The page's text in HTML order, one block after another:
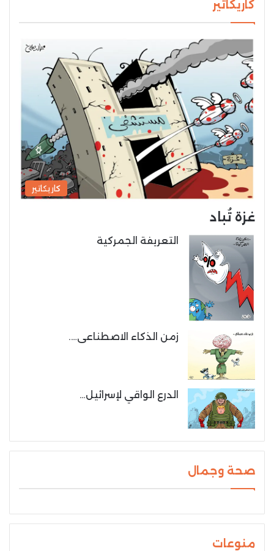
كاريكاتير
كاريكاتير
غزة تُباد
التعريفة الجمركية
زمن الذكاء الاصطناعى….
الدرع الواقي لإسرائيل…
صحة وجمال
منوعات